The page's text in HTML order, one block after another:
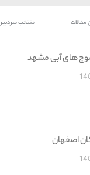
مقالات منتخب سردبیر
های آبی مشهد
اصفهان